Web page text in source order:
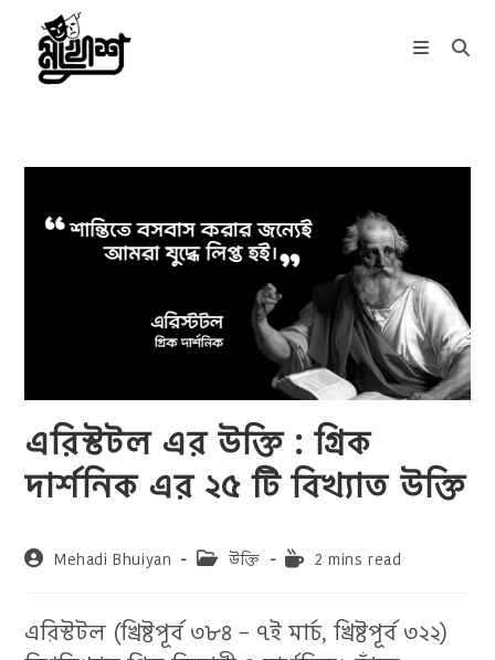
content
এরিস্টটল এর উক্তি : গ্রিক
দার্শনিক এর ২৫ টি বিখ্যাত উক্তি
PostMehadi Bhuiyan
Postউক্তি
Reading2 mins read
এরিস্টটল (খ্রিষ্টপূর্ব ৩৮৪ – ৭ই মার্চ, খ্রিষ্টপূর্ব ৩২২)